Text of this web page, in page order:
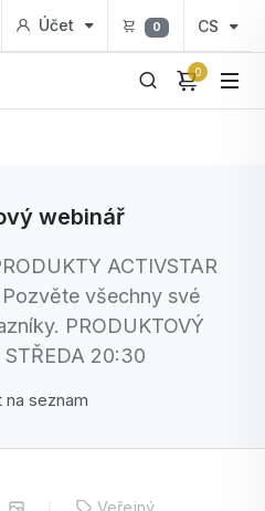
Účet 0 CS
0
webinář
ACTIVSTAR
všechny své
PRODUKTOVÝ
STŘEDA 20:30
na seznam
Veřejný